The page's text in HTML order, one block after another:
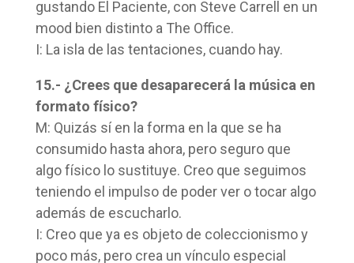
gustando El Paciente, con Steve Carrell en un
mood bien distinto a The Office.
I: La isla de las tentaciones, cuando hay.
15.- ¿Crees que desaparecerá la música en
formato físico?
M: Quizás sí en la forma en la que se ha
consumido hasta ahora, pero seguro que
algo físico lo sustituye. Creo que seguimos
teniendo el impulso de poder ver o tocar algo
además de escucharlo.
I: Creo que ya es objeto de coleccionismo y
poco más, pero crea un vínculo especial